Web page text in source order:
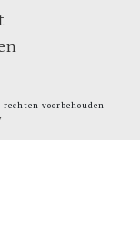
voorbehouden -